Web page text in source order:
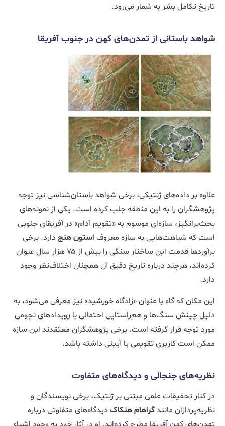
تاریخ تکامل بشر به شمار می‌رود.
شواهد باستانی از تمدن‌های کهن در جنوب آفریقا
علاوه بر داده‌های ژنتیکی، برخی شواهد باستان‌شناسی نیز توجه
پژوهشگران را به این منطقه جلب کرده است. یکی از نمونه‌های
بحث‌برانگیز، سازه‌ای موسوم به «تقویم آدام» در آفریقای جنوبی
است که شباهت‌هایی به سازه معروف استون هنج دارد. برخی
برآوردها قدمت این ساختار سنگی را بیش از ۷۵ هزار سال عنوان
کرده‌اند، هرچند درباره تاریخ دقیق آن همچنان اختلاف‌نظر وجود
دارد.
این مکان که گاه با عنوان «زادگاه خورشید» نیز معرفی می‌شود، به
دلیل چینش سنگ‌ها و هم‌راستایی احتمالی با رویدادهای نجومی
مورد توجه قرار گرفته است. برخی پژوهشگران معتقدند این سازه
ممکن است کاربری تقویمی یا آیینی داشته باشد.
نظریه‌های جنجالی و دیدگاه‌های متفاوت
در کنار تحقیقات علمی مبتنی بر ژنتیک، برخی نویسندگان و
نظریه‌پردازان مانندگراهام هنکاک دیدگاه‌های متفاوتی درباره